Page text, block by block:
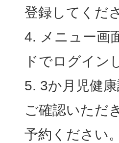
登録してくだ
メニュー画
ドでログイン
3か月児健
ご確認いただ
予約ください